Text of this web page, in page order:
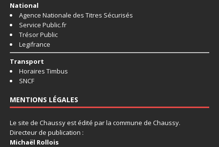
National
Agence Nationale des Titres Sécurisés
Service Public.fr
Trésor Public
Legifrance
Transport
Horaires Timbus
SNCF
MENTIONS LÉGALES
Le site de Chaussy est édité par la commune de Chaussy.
Directeur de publication :
Michaël Rollois